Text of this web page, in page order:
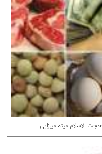
حجت الاسلام میثم میرزایی